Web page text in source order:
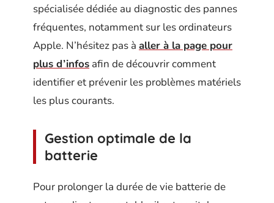
spécialisée dédiée au diagnostic des pannes
fréquentes, notamment sur les ordinateurs
Apple. N’hésitez pas à aller à la page pour
plus d’infos afin de découvrir comment
identifier et prévenir les problèmes matériels
les plus courants.
Gestion optimale de la
batterie
Pour prolonger la durée de vie batterie de